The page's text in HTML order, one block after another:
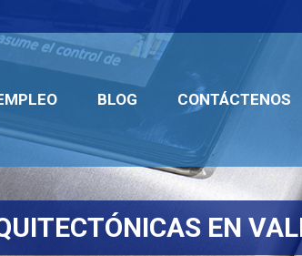
BLOG CONTÁCTENOS
EN
EMPLEO BLOG